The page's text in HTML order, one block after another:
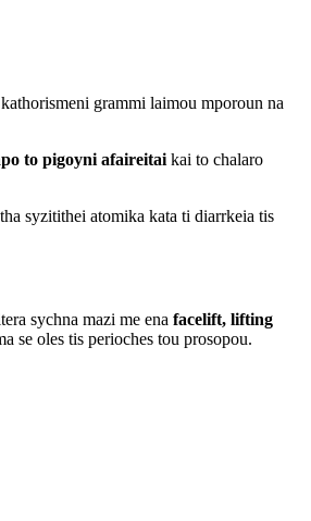
grammi laimou mporoun na
to pigoyni afaireitai kai to chalaro
syzitithei atomika kata ti diarrkeia tis
sychna mazi me ena facelift, lifting
se oles tis perioches tou prosopou.